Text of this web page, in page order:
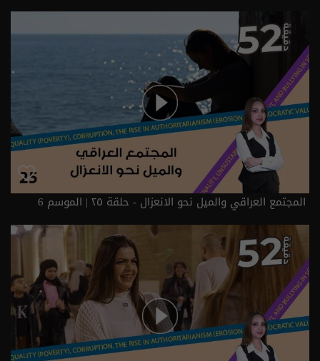
المجتمع العراقي والميل نحو الانعزال - حلقة ٢٥ | الموسم 6